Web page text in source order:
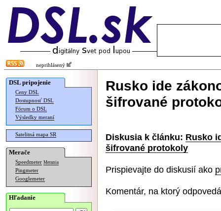
neprihlásený
DSL pripojenie
Ceny DSL
Dostupnosť DSL
Fórum o DSL
Výsledky meraní
Satelitná mapa SR
Merače
Speedmeter Merania
Pingmeter
Googlemeter
Hľadanie
Rusko ide
šifrované
Diskusia k článku: Rusko
šifrované protokoly
Prispievajte do diskusií ako
Komentár, na ktorý